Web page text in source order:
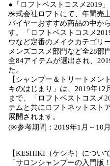
●「ロフトベストコスメ2019」
株式会社ロフトにて、年間売
バイヤーおすすめ商品の中か
す。「ロフトベストコスメ
ウなど定番のメイクカテゴリ
メンズコスメ部門など全28部
全84アイテムが選出され、
た。
【シャンプー＆トリートメン
キのはじまり」は、2019年12
まで、「ロフトベストコスメ
テムと共にロフトネットスト
展開されます。
(※参考期間：2019年1月～10
【KESHIKI（ケシキ）について
「サロンシャンプーの入門版